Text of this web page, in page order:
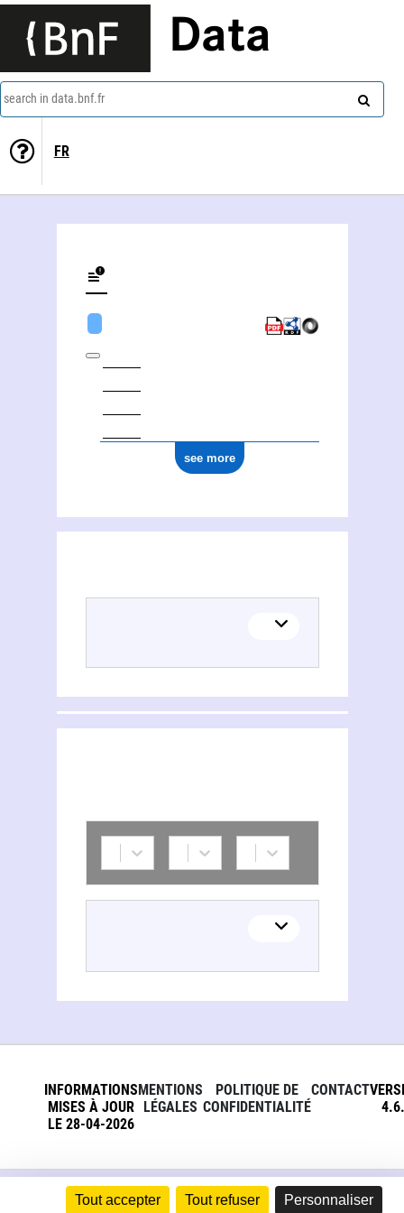
Tout accepter Tout refuser Personnaliser
Data
search in data.bnf.fr
FR
see more
INFORMATIONS
MISES À JOUR
LE 28-04-2026
MENTIONS
LÉGALES
POLITIQUE DE
CONFIDENTIALITÉ
CONTACT